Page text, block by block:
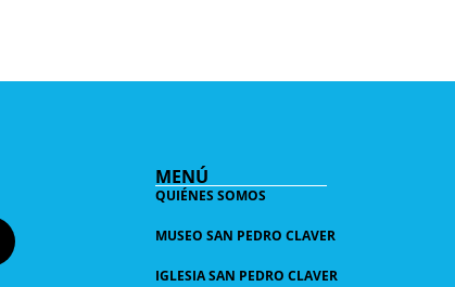
MENÚ
QUIÉNES SOMOS
MUSEO SAN PEDRO CLAVER
IGLESIA SAN PEDRO CLAVER